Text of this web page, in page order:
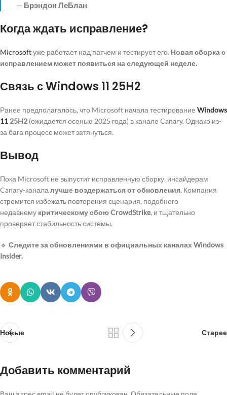
— Брэндон ЛеБлан
Когда ждать исправление?
Microsoftуже работает над патчем и тестирует его. Новая сборка с
исправлением может появиться на следующей неделе.
Связь с Windows 11 25H2
Ранее предполагалось, что Microsoft начала тестирование Windows
11 25H2 (ожидается осенью 2025 года) в канале Canary. Однако из-
за бага процесс может затянуться.
Вывод
Пока Microsoft не выпустит исправленную сборку, инсайдерам
Canary-канала лучше воздержаться от обновления. Компания
стремится избежать повторения сценария, подобного
недавнему критическому сбою CrowdStrike, и тщательно
проверяет стабильность системы.
🔹 Следите за обновлениями в официальных каналах Windows
Insider.
Новые Старее
Добавить комментарий